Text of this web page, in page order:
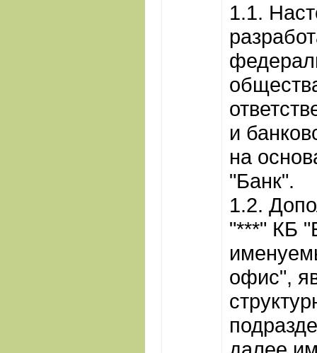
1.1.
и
на
"Банк".
1.2.
"***" КБ
офис",